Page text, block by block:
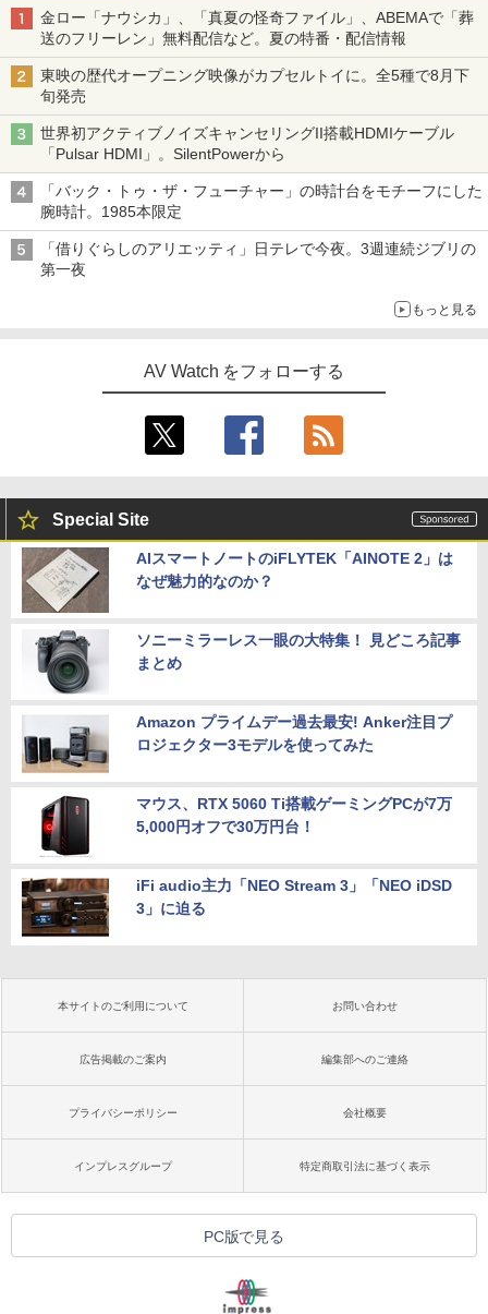
金ロー「ナウシカ」、「真夏の怪奇ファイル」、ABEMAで「葬
送のフリーレン」無料配信など。夏の特番・配信情報
東映の歴代オープニング映像がカプセルトイに。全5種で8月下
旬発売
世界初アクティブノイズキャンセリングII搭載HDMIケーブル
「Pulsar HDMI」。SilentPowerから
「バック・トゥ・ザ・フューチャー」の時計台をモチーフにした
腕時計。1985本限定
「借りぐらしのアリエッティ」日テレで今夜。3週連続ジブリの
第一夜
もっと見る
AV Watch をフォローする
Special Site
AIスマートノートのiFLYTEK「AINOTE 2」は
なぜ魅力的なのか？
ソニーミラーレス一眼の大特集！ 見どころ記事
まとめ
Amazon プライムデー過去最安! Anker注目プ
ロジェクター3モデルを使ってみた
マウス、RTX 5060 Ti搭載ゲーミングPCが7万
5,000円オフで30万円台！
iFi audio主力「NEO Stream 3」「NEO iDSD
3」に迫る
本サイトのご利用について お問い合わせ
広告掲載のご案内 編集部へのご連絡
プライバシーポリシー 会社概要
インプレスグループ 特定商取引法に基づく表示
PC版で見る